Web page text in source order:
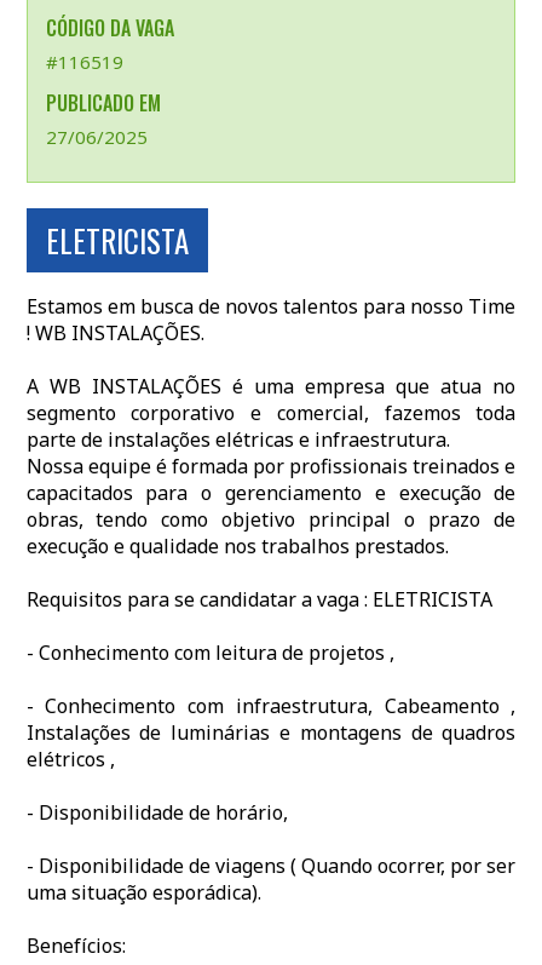
CÓDIGO DA VAGA
#116519
PUBLICADO EM
27/06/2025
ELETRICISTA
Estamos em busca de novos talentos para nosso Time
! WB INSTALAÇÕES.
A WB INSTALAÇÕES é uma empresa que atua no
segmento corporativo e comercial, fazemos toda
parte de instalações elétricas e infraestrutura.
Nossa equipe é formada por profissionais treinados e
capacitados para o gerenciamento e execução de
obras, tendo como objetivo principal o prazo de
execução e qualidade nos trabalhos prestados.
Requisitos para se candidatar a vaga : ELETRICISTA
- Conhecimento com leitura de projetos ,
- Conhecimento com infraestrutura, Cabeamento ,
Instalações de luminárias e montagens de quadros
elétricos ,
- Disponibilidade de horário,
- Disponibilidade de viagens ( Quando ocorrer, por ser
uma situação esporádica).
Benefícios: